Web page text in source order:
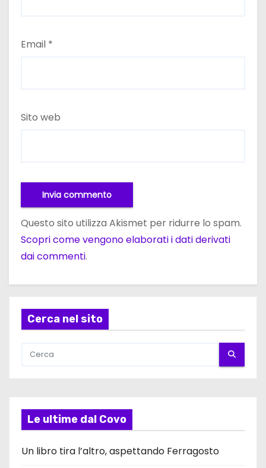
Email *
Sito web
Questo sito utilizza Akismet per ridurre lo spam.
Scopri come vengono elaborati i dati derivati
dai commenti.
Cerca nel sito
Le ultime dal Covo
Un libro tira l’altro, aspettando Ferragosto